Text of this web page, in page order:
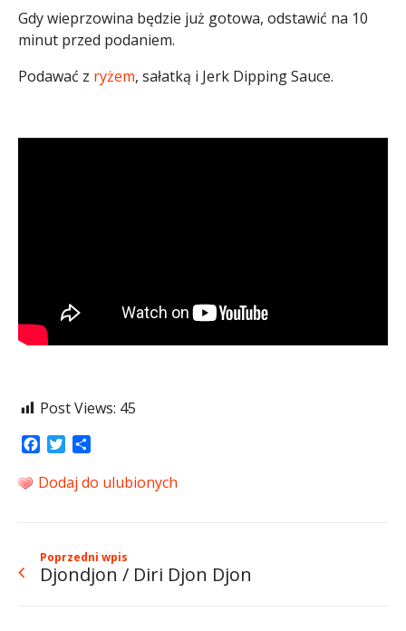
Gdy wieprzowina będzie już gotowa, odstawić na 10
minut przed podaniem.
Podawać z ryżem, sałatką i Jerk Dipping Sauce.
Post Views: 45
Facebook
Twitter
Dodaj do ulubionych
Poprzedni wpis
Djondjon / Diri Djon Djon